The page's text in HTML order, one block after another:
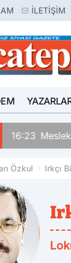
İLETIŞIM
16:23
Özkul Irkçı